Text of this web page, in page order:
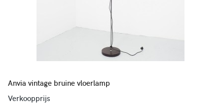
Anvia vintage bruine vloerlamp
Verkoopprijs